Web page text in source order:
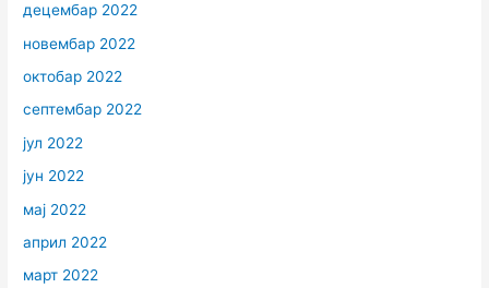
децембар 2022
новембар 2022
октобар 2022
септембар 2022
јул 2022
јун 2022
мај 2022
април 2022
март 2022